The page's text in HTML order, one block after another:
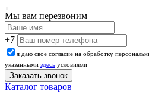
Мы вам перезвоним
+7
я даю свое согласие на обработку
указанными здесь условиями
Каталог товаров